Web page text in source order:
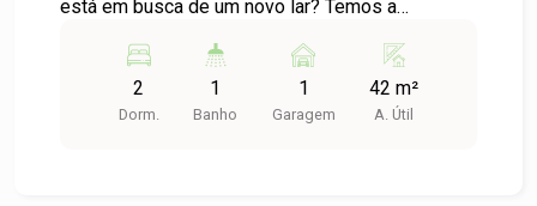
está em busca de um novo lar? Temos a
um aconchegante apartamento para locação no
bairro Santos Dumont, ideal para quem busca
conforto e praticidade Características do Imóvel:
2
Dorm.
1
Banho
1
Garagem
42 m²
A. Útil